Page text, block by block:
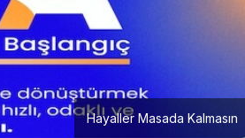
Hayaller Masada Kalmasın